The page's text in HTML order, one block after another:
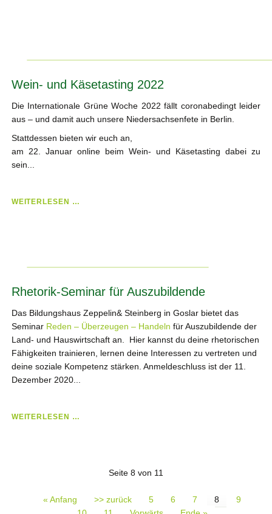
Wein- und Käsetasting 2022
Die Internationale Grüne Woche 2022 fällt coronabedingt leider
aus – und damit auch unsere Niedersachsenfete in Berlin.
Stattdessen bieten wir euch an,
am 22. Januar online beim Wein- und Käsetasting dabei zu
sein...
WEITERLESEN …
Rhetorik-Seminar für Auszubildende
Das Bildungshaus Zeppelin& Steinberg in Goslar bietet das
Seminar Reden – Überzeugen – Handeln für Auszubildende der
Land- und Hauswirtschaft an. Hier kannst du deine rhetorischen
Fähigkeiten trainieren, lernen deine Interessen zu vertreten und
deine soziale Kompetenz stärken. Anmeldeschluss ist der 11.
Dezember 2020...
WEITERLESEN …
Seite 8 von 11
« Anfang >> zurück 5 6 7 8
9